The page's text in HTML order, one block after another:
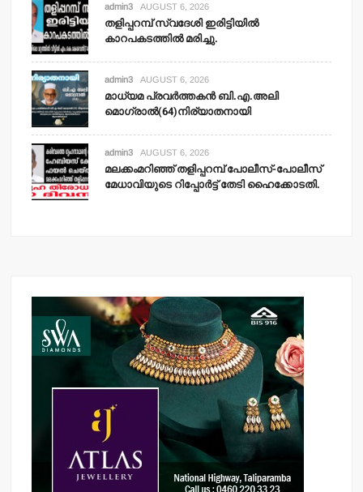
admin3 AUGUST 6, 2026
തളിപ്പറമ്പ് സ്വദേശി ഇരിട്ടിയില്‍
കാറപകടത്തില്‍ മരിച്ചു.
admin3 AUGUST 6, 2026
മാധ്യമ പ്രവര്‍ത്തകന്‍ ബി.എ.അലി
മൊഗ്രാല്‍(64)നിര്യാതനായി
admin3 AUGUST 6, 2026
മലക്കംമറിഞ്ഞ് തളിപ്പറമ്പ് പോലീസ്-പോലീസ്
മേധാവിയുടെ റിപ്പോര്‍ട്ട് തേടി ഹൈക്കോടതി.